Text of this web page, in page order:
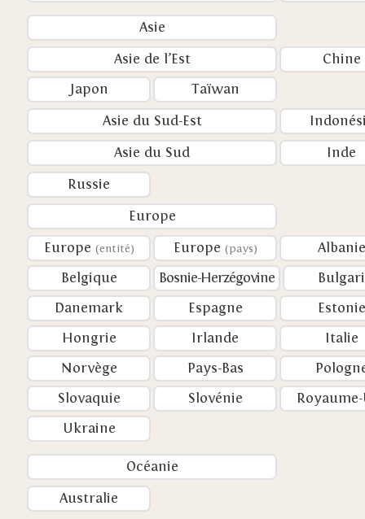
Asie
Asie de l’Est
Chine
Japon
Taïwan
Asie du Sud-Est
Asie du Sud
Inde
Russie
Europe
Europe (entité) Europe (pays)
Albanie
Belgique
Bosnie-Herzégovine
Danemark
Espagne
Estonie
Hongrie
Irlande
Italie
Norvège
Pays-Bas
Slovaquie
Slovénie
Ukraine
Océanie
Australie